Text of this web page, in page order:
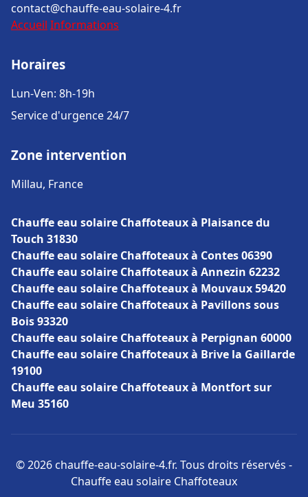
contact@chauffe-eau-solaire-4.fr
Accueil Informations
Horaires
Lun-Ven: 8h-19h
Service d'urgence 24/7
Zone intervention
Millau, France
Chauffe eau solaire Chaffoteaux à Plaisance du
Touch 31830
Chauffe eau solaire Chaffoteaux à Contes 06390
Chauffe eau solaire Chaffoteaux à Annezin 62232
Chauffe eau solaire Chaffoteaux à Mouvaux 59420
Chauffe eau solaire Chaffoteaux à Pavillons sous
Bois 93320
Chauffe eau solaire Chaffoteaux à Perpignan 60000
Chauffe eau solaire Chaffoteaux à Brive la Gaillarde
19100
Chauffe eau solaire Chaffoteaux à Montfort sur
Meu 35160
© 2026 chauffe-eau-solaire-4.fr. Tous droits réservés -
Chauffe eau solaire Chaffoteaux